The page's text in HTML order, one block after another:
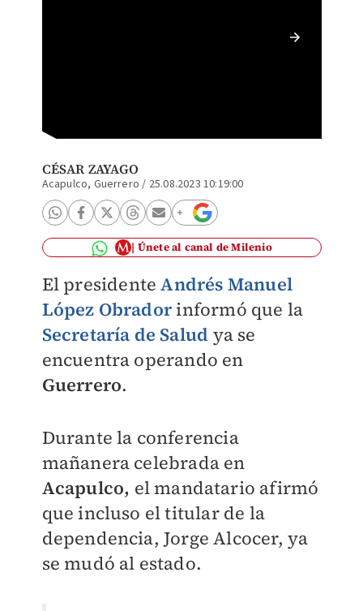
CÉSAR ZAYAGO
Acapulco, Guerrero / 25.08.2023 10:19:00
Únete al canal de Milenio
El presidenteAndrés Manuel
López Obradorinformó que la
Secretaría de Salud ya se
encuentra operando en
Guerrero.
Durante la conferencia
mañanera celebrada en
Acapulco, el mandatario afirmó
que incluso el titular de la
dependencia, Jorge Alcocer, ya
se mudó al estado.